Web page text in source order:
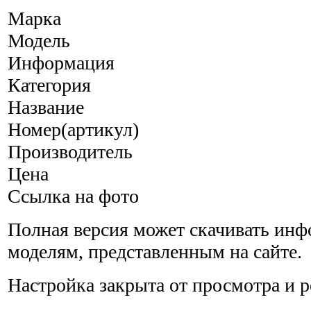
Марка
Модель
Информация
Категория
Название
Номер(артикул)
Производитель
Цена
Ссылка на фото
Полная версия может скачивать
моделям, представленным на сайте.
Настройка закрыта от просмотра и